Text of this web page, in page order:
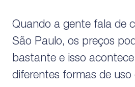
Quando a gente fala de
São Paulo, os preços
bastante e isso
diferentes formas de uso